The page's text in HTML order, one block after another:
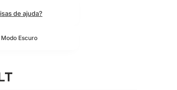
de ajuda?
Escuro